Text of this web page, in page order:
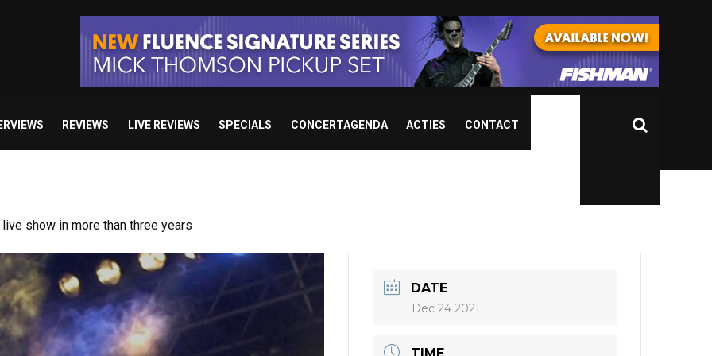
REVIEWS LIVE REVIEWS SPECIALS CONCERTAGENDA ACTIES CONTACT
live show in more than three years
DATE
Dec 24 2021